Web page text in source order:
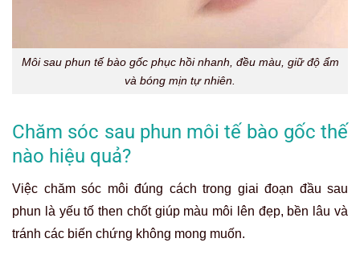
Môi sau phun tế bào gốc phục hồi nhanh, đều màu, giữ độ ẩm
và bóng mịn tự nhiên.
Chăm sóc sau phun môi tế bào gốc thế
nào hiệu quả?
Việc chăm sóc môi đúng cách trong giai đoạn đầu sau
phun là yếu tố then chốt giúp màu môi lên đẹp, bền lâu và
tránh các biến chứng không mong muốn.